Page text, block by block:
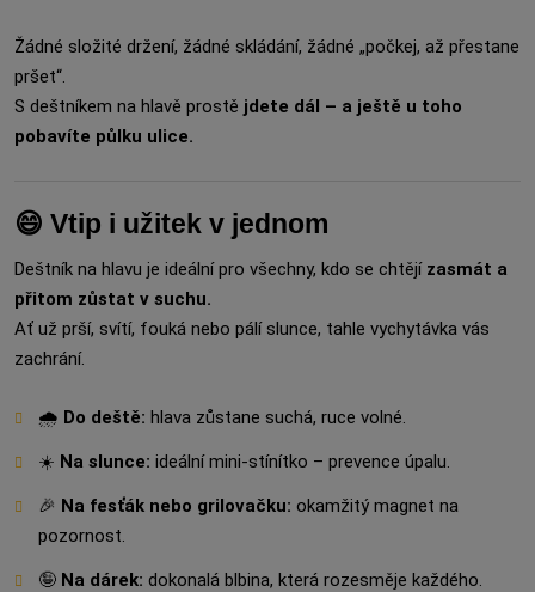
Žádné složité držení, žádné skládání, žádné „počkej, až přestane
pršet“.
S deštníkem na hlavě prostě jdete dál – a ještě u toho
pobavíte půlku ulice.
😄 Vtip i užitek v jednom
Deštník na hlavu je ideální pro všechny, kdo se chtějí zasmát a
přitom zůstat v suchu.
Ať už prší, svítí, fouká nebo pálí slunce, tahle vychytávka vás
zachrání.
🌧️ Do deště: hlava zůstane suchá, ruce volné.
☀️ Na slunce: ideální mini-stínítko – prevence úpalu.
🎉 Na fesťák nebo grilovačku: okamžitý magnet na
pozornost.
🤪 Na dárek: dokonalá blbina, která rozesměje každého.